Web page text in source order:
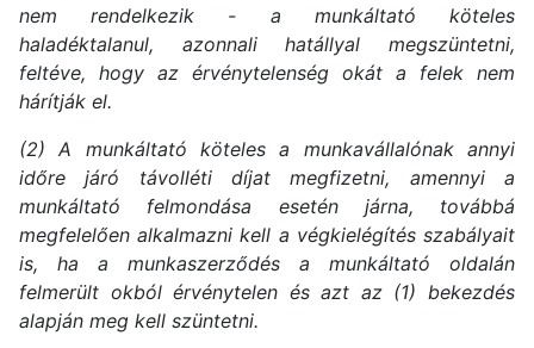
nem rendelkezik - a munkáltató köteles
haladéktalanul, azonnali hatállyal megszüntetni,
feltéve, hogy az érvénytelenség okát a felek nem
hárítják el.
(2) A munkáltató köteles a munkavállalónak annyi
időre járó távolléti díjat megfizetni, amennyi a
munkáltató felmondása esetén járna, továbbá
megfelelően alkalmazni kell a végkielégítés szabályait
is, ha a munkaszerződés a munkáltató oldalán
felmerült okból érvénytelen és azt az (1) bekezdés
alapján meg kell szüntetni.